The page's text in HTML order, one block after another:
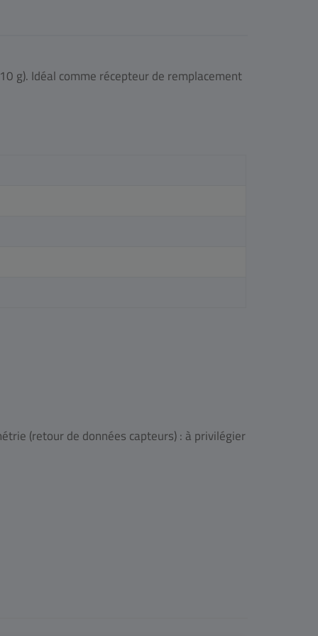
g). Idéal comme récepteur de remplacement
(retour de données capteurs) : à privilégier